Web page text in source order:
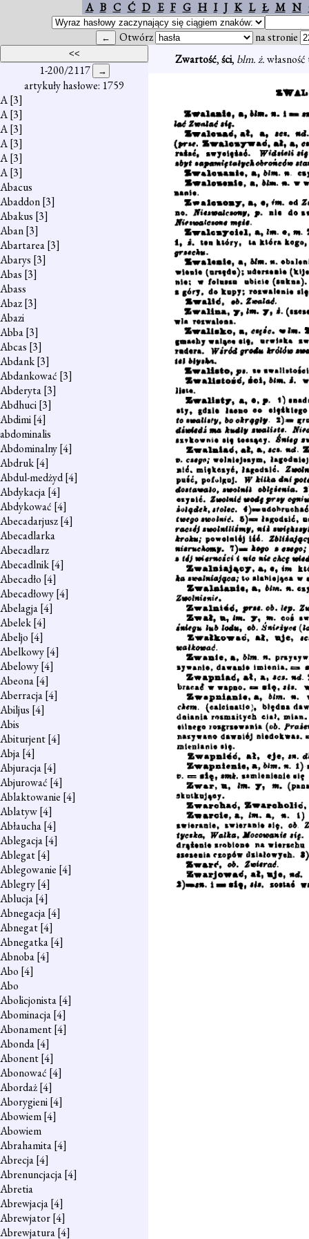
A B C Ć D E F G H I J K L Ł M N
Otwórz na stronie
1-200/2117
artykuły hasłowe: 1759
A[3]
A[3]
A[3]
A[3]
A[3]
A[3]
Abacus
Abaddon[3]
Abakus [3]
Aban[3]
Abartarea[3]
Abarys [3]
Abas [3]
Abass
Abaz[3]
Abazi
Abba[3]
Abcas [3]
Abdank[3]
Abdankować [3]
Abderyta[3]
Abdhuci[3]
Abdimi[4]
abdominalis
Abdominalny[4]
Abdruk[4]
Abdul-medżyd[4]
Abdykacja[4]
Abdykować [4]
Abecadarjusz[4]
Abecadlarka
Abecadlarz
Abecadlnik[4]
Abecadło [4]
Abecadłowy[4]
Abelagja[4]
Abelek[4]
Abeljo [4]
Abelkowy[4]
Abelowy[4]
Abeona[4]
Aberracja[4]
Abiljus [4]
Abis
Abiturjent[4]
Abja[4]
Abjuracja[4]
Abjurować [4]
Ablaktowanie [4]
Ablatyw[4]
Abłaucha[4]
Ablegacja[4]
Ablegat[4]
Ablegowanie [4]
Ablegry[4]
Ablucja[4]
Abnegacja[4]
Abnegat[4]
Abnegatka[4]
Abnoba[4]
Abo [4]
Abo
Abolicjonista[4]
Abominacja[4]
Abonament[4]
Abonda[4]
Abonent[4]
Abonować [4]
Abordaż[4]
Aborygieni[4]
Abowiem[4]
Abowiem
Abrahamita[4]
Abrecja[4]
Abrenuncjacja[4]
Abretia
Abrewjacja[4]
Abrewjator[4]
Abrewjatura[4]
Zwartość,ści, blm. ż.